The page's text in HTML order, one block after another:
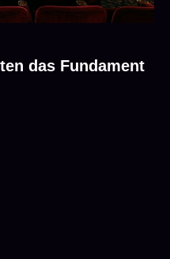
das Fundament